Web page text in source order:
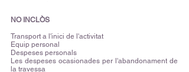
NO INCLÒS
Transport a l'inici de l'activitat
Equip personal
Despeses personals
Les despeses ocasionades per l'abandonament de
la travessa